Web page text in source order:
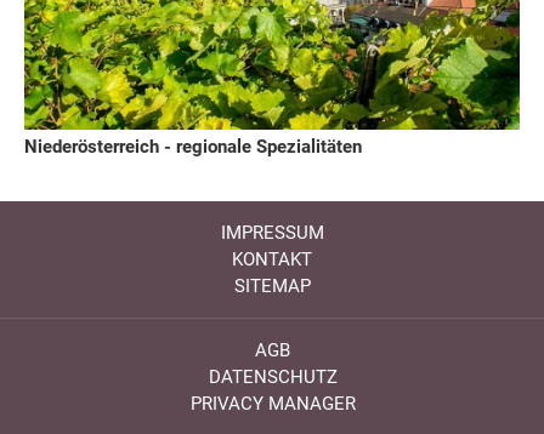
Niederösterreich - regionale Spezialitäten
IMPRESSUM
KONTAKT
SITEMAP
AGB
DATENSCHUTZ
PRIVACY MANAGER